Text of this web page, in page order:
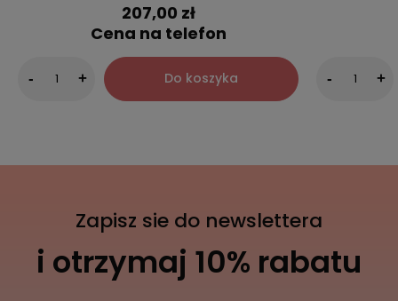
207,00 zł
Cena na telefon
- + Do koszyka - +
Zapisz sie do newslettera
i otrzymaj 10% rabatu